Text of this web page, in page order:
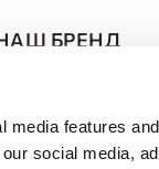
media features
social media,
БРЕНД